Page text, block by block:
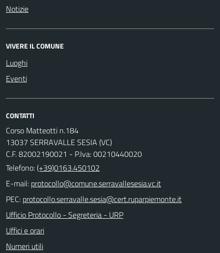
Notizie
VIVERE IL COMUNE
Luoghi
Eventi
CONTATTI
Corso Matteotti n.184
13037 SERRAVALLE SESIA (VC)
C.F. 82002190021 - P.Iva: 00210440020
Telefono:(+39)0163.450102
E-mail:
PEC:
Ufficio Protocollo - Segreteria - URP
Uffici e orari
Numeri utili